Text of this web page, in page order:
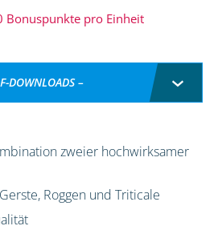
Bonuspunkte pro Einheit
DOWNLOADS –
zweier hochwirksamer
Roggen und Triticale